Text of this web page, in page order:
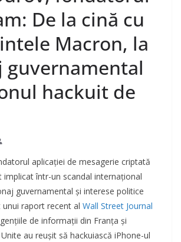
De la cină cu
Macron, la
guvernamental
hackuit de
aplicației de mesagerie criptată
implicat într-un scandal internațional
guvernamental și interese politice
unui raport recent al Wall Street Journal
de informații din Franța și
au reușit să hackuiască iPhone-ul